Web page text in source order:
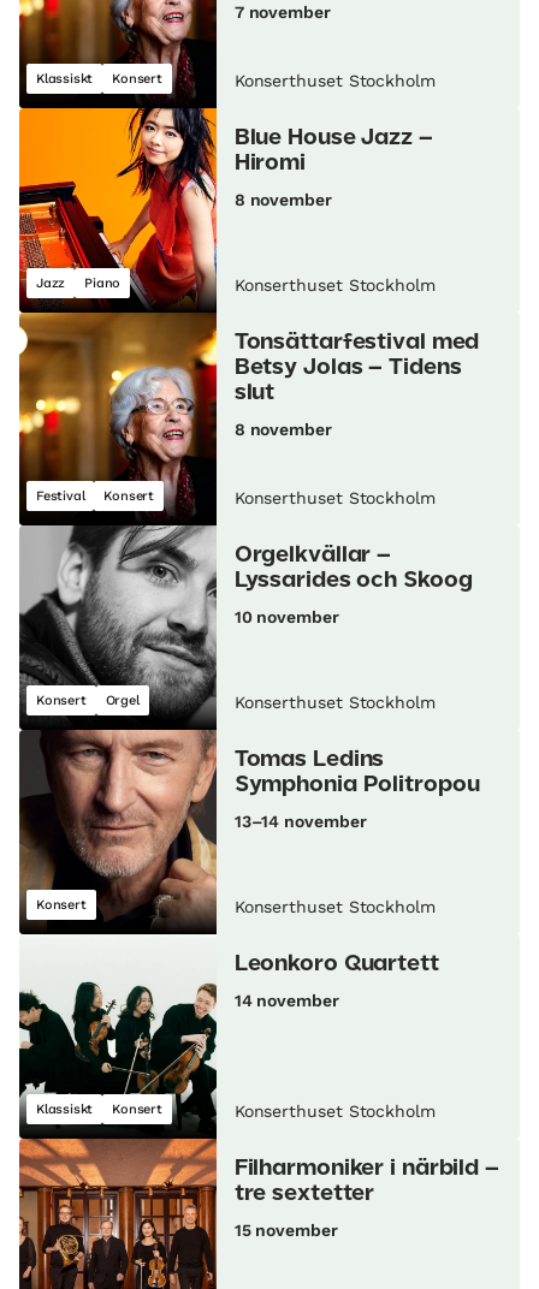
Klassiskt Konsert
7 november
Konserthuset Stockholm
Jazz Piano
Blue House Jazz –
Hiromi
8 november
Konserthuset Stockholm
Festival Konsert
Tonsättarfestival med
Betsy Jolas – Tidens
slut
8 november
Konserthuset Stockholm
Konsert Orgel
Orgelkvällar –
Lyssarides och Skoog
10 november
Konserthuset Stockholm
Konsert
Tomas Ledins
Symphonia Politropou
13–14 november
Konserthuset Stockholm
Klassiskt Konsert
Leonkoro Quartett
14 november
Konserthuset Stockholm
Filharmoniker i närbild –
tre sextetter
15 november